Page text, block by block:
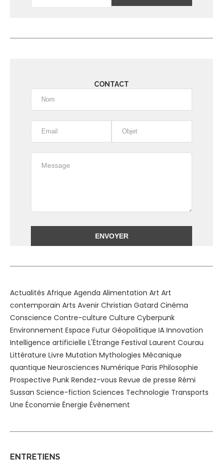
CONTACT
Actualités Afrique Agenda Alimentation Art Art
contemporain Arts Avenir Christian Gatard Cinéma
Conscience Contre-culture Culture Cyberpunk
Environnement Espace Futur Géopolitique IA Innovation
Intelligence artificielle L'Étrange Festival Laurent Courau
Littérature Livre Mutation Mythologies Mécanique
quantique Neurosciences Numérique Paris Philosophie
Prospective Punk Rendez-vous Revue de presse Rémi
Sussan Science-fiction Sciences Technologie Transports
Une Économie Énergie Évènement
ENTRETIENS